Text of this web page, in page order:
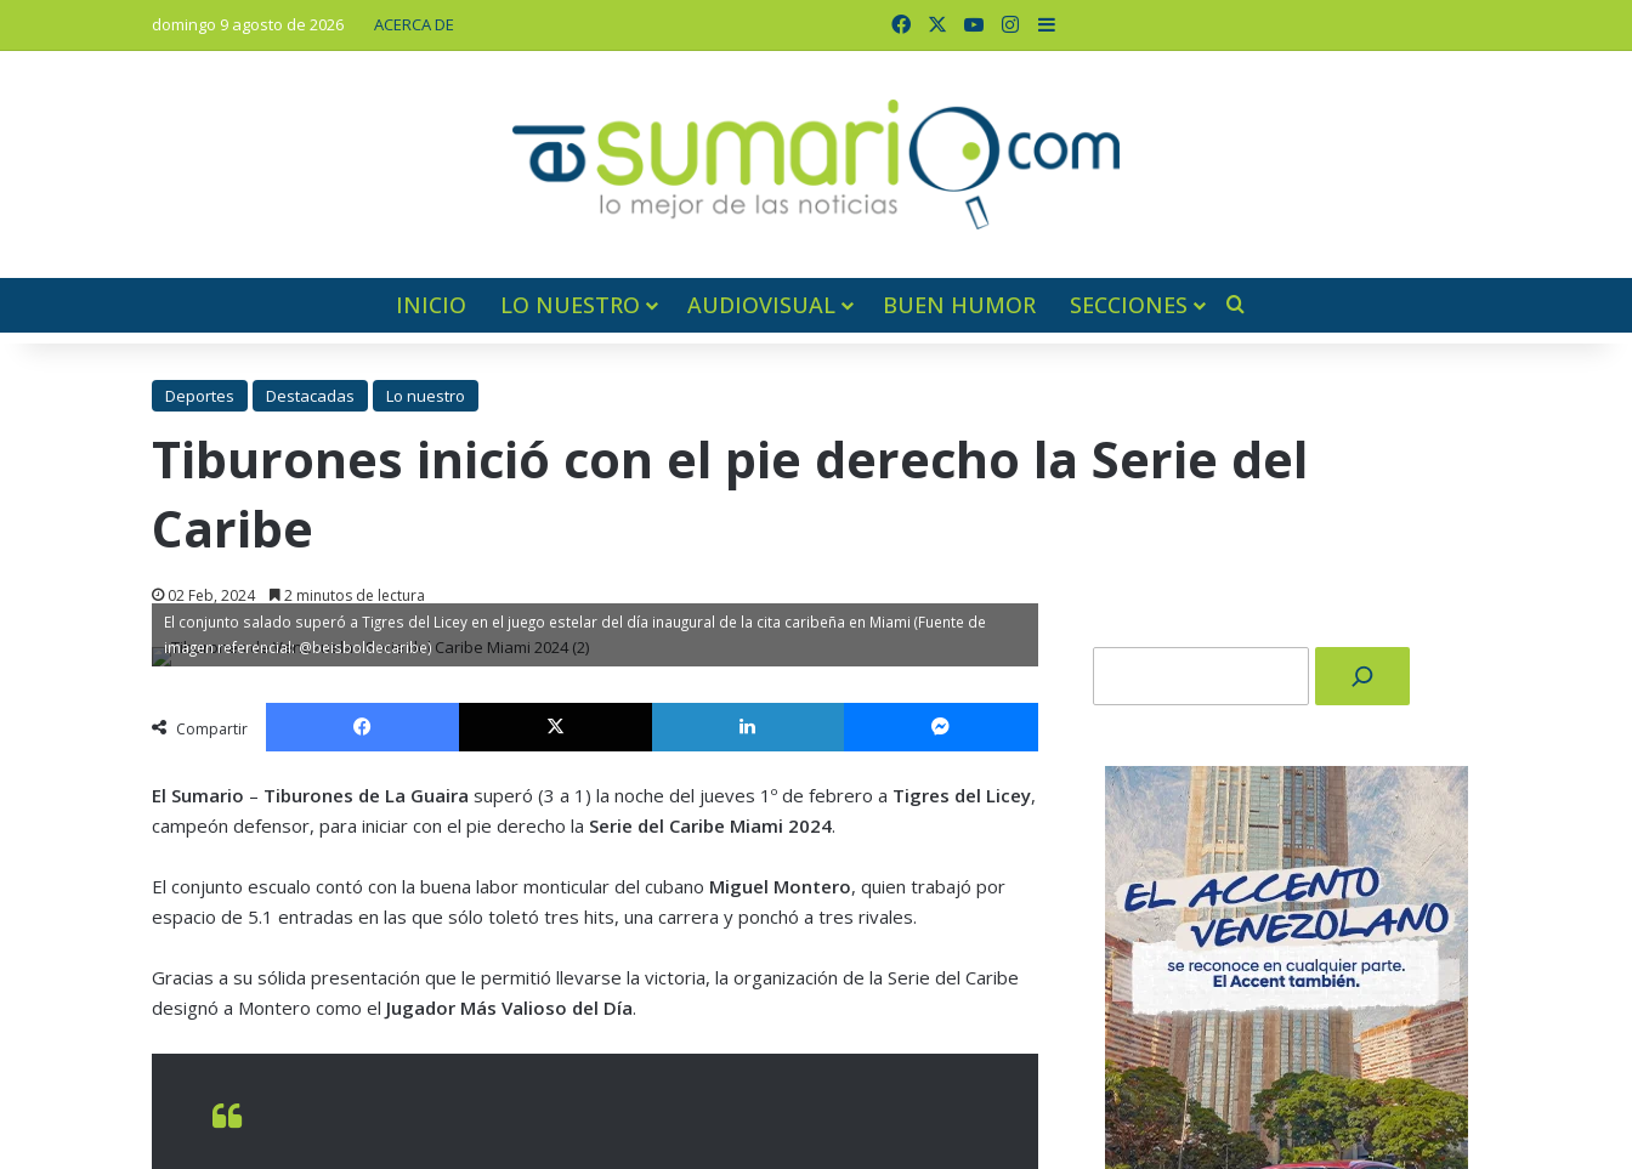
domingo 9 agosto de 2026 ACERCA DE FacebookYouTubeInstagram
Barra lateral
INICIO LO NUESTRO AUDIOVISUAL BUEN HUMOR SECCIONES
Deportes Destacadas Lo nuestro
Tiburones inició con el pie derecho la Serie del
Caribe
02 Feb, 2024 2 minutos de lectura
El conjunto salado superó a Tigres del Licey en el juego estelar del día inaugural de la cita caribeña en Miami (Fuente de
imagen referencial: @beisboldecaribe)
Compartir
Facebook X LinkedIn Messenger
El Sumario – Tiburones de La Guaira superó (3 a 1) la noche del jueves 1º de febrero a Tigres del Licey,
campeón defensor, para iniciar con el pie derecho la Serie del Caribe Miami 2024.
El conjunto escualo contó con la buena labor monticular del cubano Miguel Montero, quien trabajó por
espacio de 5.1 entradas en las que sólo toletó tres hits, una carrera y ponchó a tres rivales.
Gracias a su sólida presentación que le permitió llevarse la victoria, la organización de la Serie del Caribe
designó a Montero como el Jugador Más Valioso del Día.